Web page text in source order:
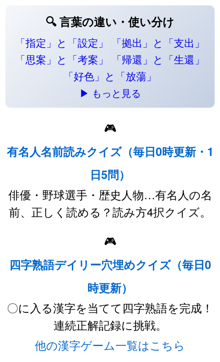
🔍 言葉の違い・使い分け
「指定」と「設定」
「拠出」と「支出」
「思案」と「考案」
「帰還」と「生還」
「好色」と「放蕩」
▶ もっと見る
🎮
有名人名前読みクイズ（毎日0時更新・1
日5問）
俳優・野球選手・歴史人物…有名人の名
前、正しく読める？読み方4択クイズ。
🎮
四字熟語デイリー穴埋めクイズ（毎日0
時更新）
〇に入る漢字を当てて四字熟語を完成！
連続正解記録に挑戦。
他の漢字ゲーム一覧はこちら